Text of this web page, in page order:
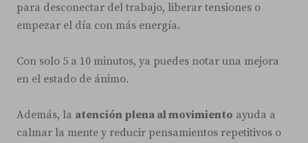
para desconectar del trabajo, liberar tensiones o
empezar el día con más energía.
Con solo 5 a 10 minutos, ya puedes notar una mejora
en el estado de ánimo.
Además, la atención plena al movimiento ayuda a
calmar la mente y reducir pensamientos repetitivos o